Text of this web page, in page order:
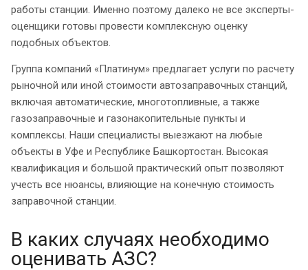
работы станции. Именно поэтому далеко не все эксперты-
оценщики готовы провести комплексную оценку
подобных объектов.
Группа компаний «Платинум» предлагает услуги по расчету
рыночной или иной стоимости автозаправочных станций,
включая автоматические, многотопливные, а также
газозаправочные и газонакопительные пункты и
комплексы. Наши специалисты выезжают на любые
объекты в Уфе и Республике Башкортостан. Высокая
квалификация и большой практический опыт позволяют
учесть все нюансы, влияющие на конечную стоимость
заправочной станции.
В каких случаях необходимо
оценивать АЗС?